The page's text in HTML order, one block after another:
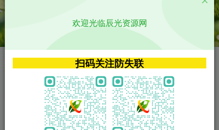
VIP特权介绍 APP源码
VIP特权介绍
火
VIP特权介绍
影视源码
影视源码
欢迎光临辰光资源网
扫码关注防失联